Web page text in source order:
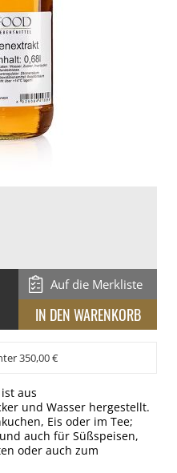
Auf die Merkliste
350,00 €
aus
und Wasser hergestellt.
Eis oder im Tee;
auch für Süßspeisen,
oder auch zum